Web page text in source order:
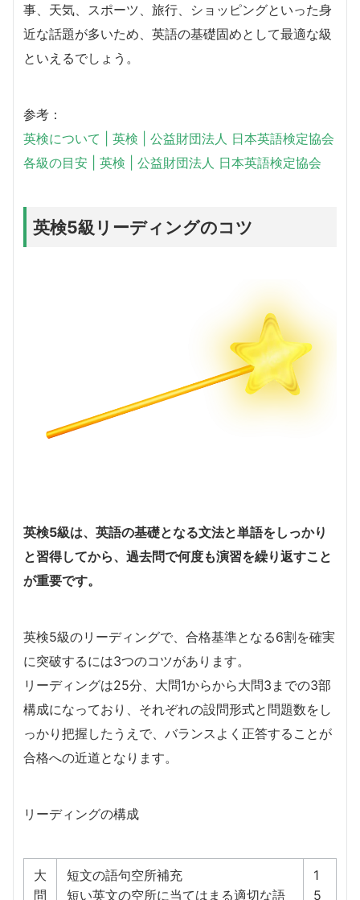
事、天気、スポーツ、旅行、ショッピングといった身
近な話題が多いため、英語の基礎固めとして最適な級
といえるでしょう。
参考：
英検について | 英検 | 公益財団法人 日本英語検定協会
各級の目安 | 英検 | 公益財団法人 日本英語検定協会
英検5級リーディングのコツ
英検5級は、英語の基礎となる文法と単語をしっかり
と習得してから、過去問で何度も演習を繰り返すこと
が重要です。
英検5級のリーディングで、合格基準となる6割を確実
に突破するには3つのコツがあります。
リーディングは25分、大問1からから大問3までの3部
構成になっており、それぞれの設問形式と問題数をし
っかり把握したうえで、バランスよく正答することが
合格への近道となります。
リーディングの構成
大
問
短文の語句空所補充
短い英文の空所に当てはまる適切な語
1
5